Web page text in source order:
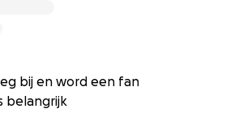
Piemonte is nog een verborgen
op de kaart te zetten en lokale
te helpen. Via
bij en word een fan
belangrijk